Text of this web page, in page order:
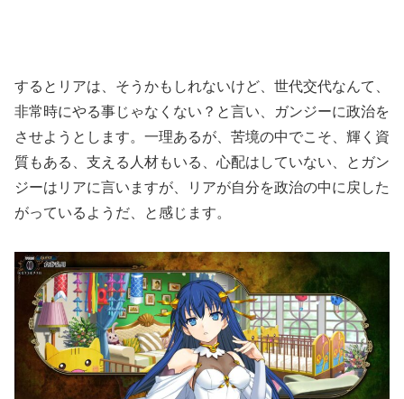
するとリアは、そうかもしれないけど、世代交代なんて、
非常時にやる事じゃなくない？と言い、ガンジーに政治を
させようとします。一理あるが、苦境の中でこそ、輝く資
質もある、支える人材もいる、心配はしていない、とガン
ジーはリアに言いますが、リアが自分を政治の中に戻した
がっているようだ、と感じます。